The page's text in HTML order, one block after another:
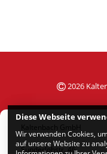
2026
Kaltenbach GmbH
Sunderlohstr. 46
Diese Webseite
Wir verwenden Cookies,
auf unsere Website zu